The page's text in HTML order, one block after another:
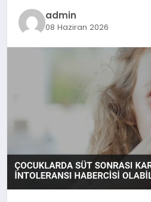
MAGAZINadmin
08 Haziran 2026